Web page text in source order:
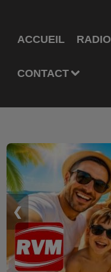
ACCUEIL RADIO
CONTACT
❮